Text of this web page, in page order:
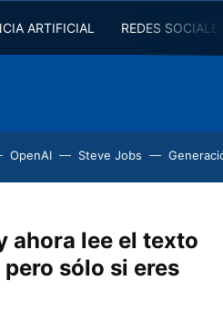
ARTIFICIAL REDES
OpenAI Steve Jobs
ahora lee el texto
sólo si eres